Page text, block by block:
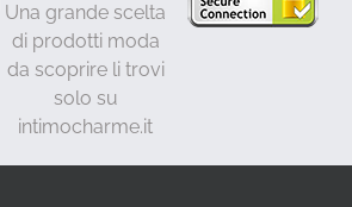
Una grande scelta
di prodotti moda
da scoprire li trovi
solo su
intimocharme.it